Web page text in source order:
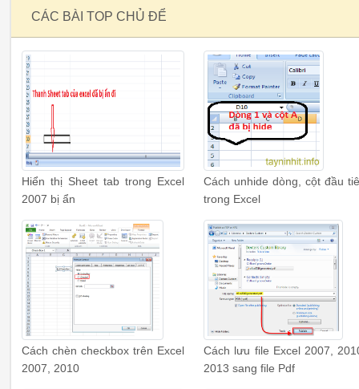
CÁC BÀI TOP CHỦ ĐỂ
Hiển thị Sheet tab trong Excel
2007 bị ẩn
Cách unhide dòng, cột đầu
trong Excel
Cách chèn checkbox trên Excel
2007, 2010
Cách lưu file Excel 2007,
2013 sang file Pdf